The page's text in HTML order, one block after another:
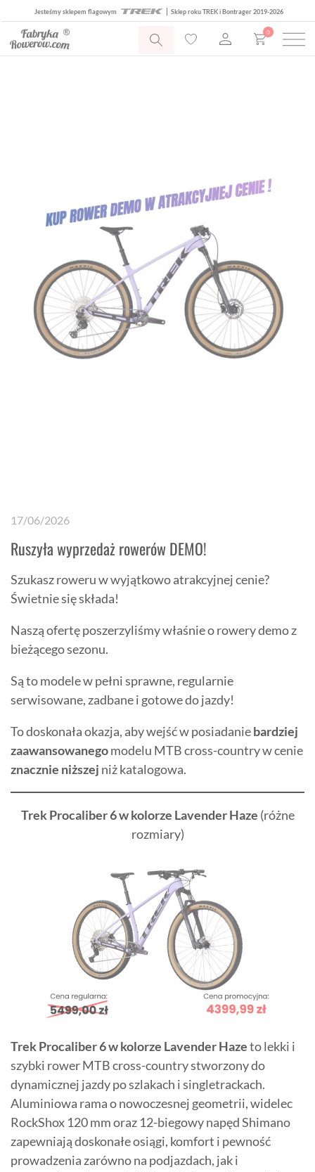
Jesteśmy sklepem flagowym Sklep roku TREK i Bontrager 2019-2026
0
17/06/2026
Ruszyła wyprzedaż rowerów DEMO!
Szukasz roweru w wyjątkowo atrakcyjnej cenie?
Świetnie się składa!
Naszą ofertę poszerzyliśmy właśnie o rowery demo z
bieżącego sezonu.
Są to modele w pełni sprawne, regularnie
serwisowane, zadbane i gotowe do jazdy!
To doskonała okazja, aby wejść w posiadaniebardziej
zaawansowanegomodelu MTB cross-country w cenie
znacznie niższej niż katalogowa.
Trek Procaliber 6 w kolorze Lavender Haze (różne
rozmiary)
Trek Procaliber 6 w kolorze Lavender Hazeto lekki i
szybki rower MTB cross-country stworzony do
dynamicznej jazdy po szlakach i singletrackach.
Aluminiowa rama o nowoczesnej geometrii, widelec
RockShox 120 mm oraz 12-biegowy napęd Shimano
zapewniają doskonałe osiągi, komfort i pewność
prowadzenia zarówno na podjazdach, jak i